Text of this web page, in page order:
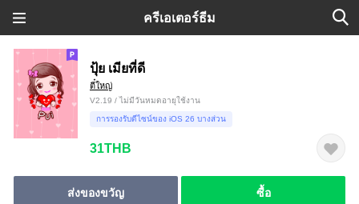
ครีเอเตอร์ธีม
ปุ้ย เมียที่ดี
ตี๋ใหญ่
V2.19 / ไม่มีวันหมดอายุใช้งาน
การรองรับดีไซน์ของ iOS 26 บางส่วน
31THB
ส่งของขวัญ ซื้อ